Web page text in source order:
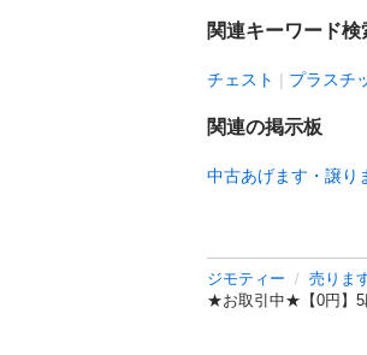
関連キーワード検
チェスト プラスチ
関連の掲示板
中古あげます・譲り
ジモティー 売りま
★お取引中★【0円】5